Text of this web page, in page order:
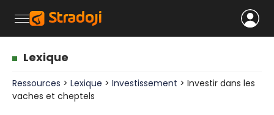
Lexique
Ressources > Lexique > Investissement > Investir dans les
vaches et cheptels